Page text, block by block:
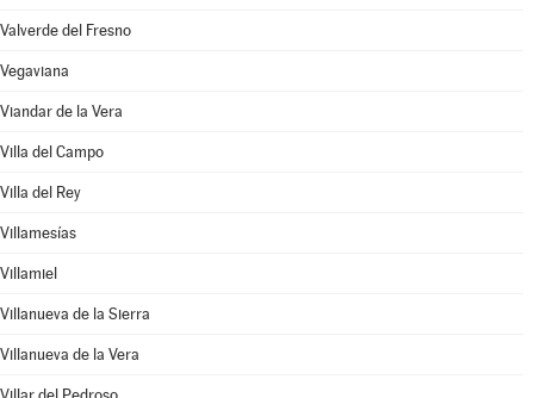
Valverde del Fresno
Vegaviana
Viandar de la Vera
Villa del Campo
Villa del Rey
Villamesías
Villamiel
Villanueva de la Sierra
Villanueva de la Vera